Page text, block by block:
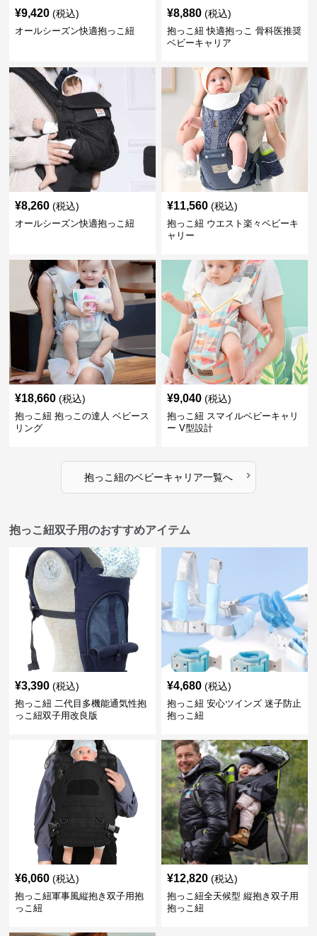
¥9,420 (税込)
オールシーズン快適抱っこ紐
¥8,880 (税込)
抱っこ紐 快適抱っこ 骨科医推奨
ベビーキャリア
¥8,260 (税込)
オールシーズン快適抱っこ紐
¥11,560 (税込)
抱っこ紐 ウエスト楽々ベビーキ
ャリー
¥18,660 (税込)
抱っこ紐 抱っこの達人 ベビース
リング
¥9,040 (税込)
抱っこ紐 スマイルベビーキャリ
ー V型設計
抱っこ紐のベビーキャリア一覧へ ›
抱っこ紐双子用のおすすめアイテム
¥3,390 (税込)
抱っこ紐 二代目多機能通気性抱
っこ紐双子用改良版
¥4,680 (税込)
抱っこ紐 安心ツインズ 迷子防止
抱っこ紐
¥6,060 (税込)
抱っこ紐軍事風縦抱き双子用抱
っこ紐
¥12,820 (税込)
抱っこ紐全天候型 縦抱き双子用
抱っこ紐